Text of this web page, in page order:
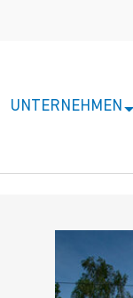
UNTERNEHMEN